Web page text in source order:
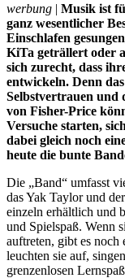
werbung | Musik ist
ganz wesentlicher
Einschlafen
KiTa geträllert oder
sich zurecht, dass
entwickeln. Denn
Selbstvertrauen und
von Fisher-Price
Versuche starten,
dabei gleich noch
heute die bunte
Die „Band“ umfasst
das Yak Taylor und
einzeln erhältlich und
und Spielspaß. Wenn
auftreten, gibt es noch
leuchten sie auf,
grenzenlosen